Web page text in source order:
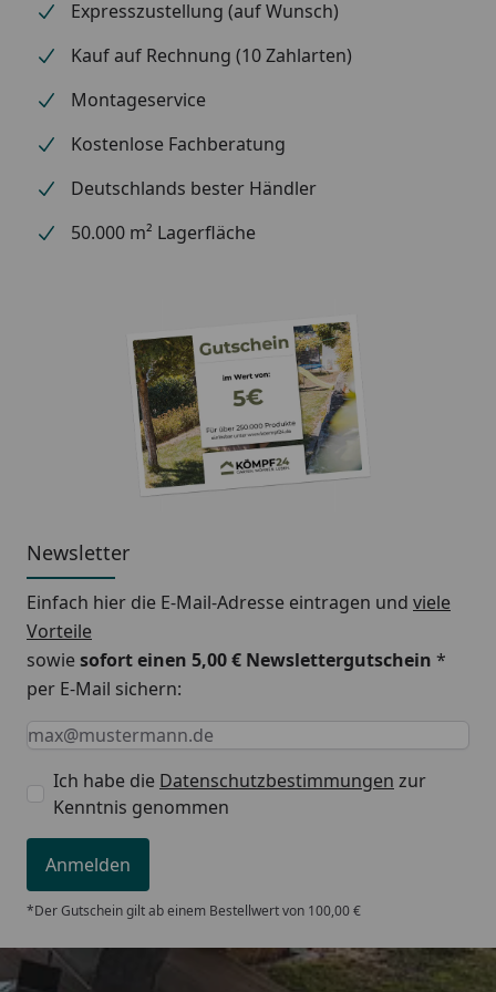
800 mm
Länge 940 mm für Kompakt-Heizkörper: Breite >
gekürzt werden
Expresszustellung (auf Wunsch)
Kauf auf Rechnung (10 Zahlarten)
Montageservice
Kostenlose Fachberatung
Deutschlands bester Händler
50.000 m² Lagerfläche
Newsletter
Einfach hier die E-Mail-Adresse eintragen und viele
Vorteile
sowiesofort einen 5,00 € Newslettergutschein *
per E-Mail sichern:
Keine Eingabe erforderlich
Eingabe erforderlich
E-Mail *
Ich habe die Datenschutzbestimmungen zur
Kenntnis genommen
Anmelden
*Der Gutschein gilt ab einem Bestellwert von 100,00 €